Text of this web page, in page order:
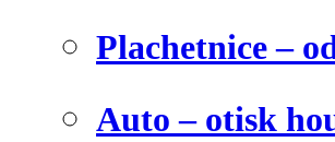
Plachetnice –
Auto – otisk